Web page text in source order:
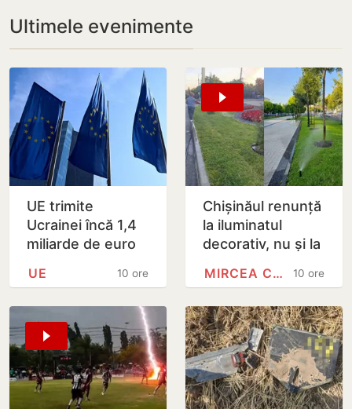
Ultimele evenimente
UE trimite
Ucrainei încă 1,4
miliarde de euro
generate de
înghețate
10 ore
UE
Chișinăul renunță
la iluminatul
decorativ, nu și la
Irigarea spațiilor
10 ore
MIRCEA CEL BĂTRÂN